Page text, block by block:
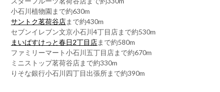
小石川植物園まで約630m
サントク茗荷谷店まで約430m
セブンイレブン文京小石川4丁目店まで約530m
まいばすけっと春日2丁目店まで約580m
ファミリーマート小石川五丁目店まで約670m
ミニストップ茗荷谷店まで約330m
りそな銀行小石川四丁目出張所まで約390m